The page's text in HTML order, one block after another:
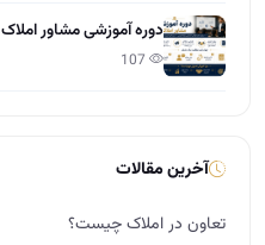
دوره آموزشی مشاور املاک
آخرین مقالات
تعاون در املاک چیست؟